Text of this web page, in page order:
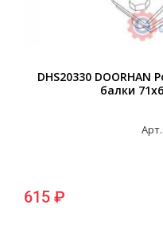
DHS20330
балки
615 ₽